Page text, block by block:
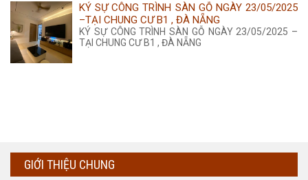
KÝ SỰ CÔNG TRÌNH SÀN GỖ NGÀY 23/05/2025
–TẠI CHUNG CƯ B1 , ĐÀ NẴNG
KÝ SỰ CÔNG TRÌNH SÀN GỖ NGÀY 23/05/2025 –
TẠI CHUNG CƯ B1 , ĐÀ NẴNG
GIỚI THIỆU CHUNG